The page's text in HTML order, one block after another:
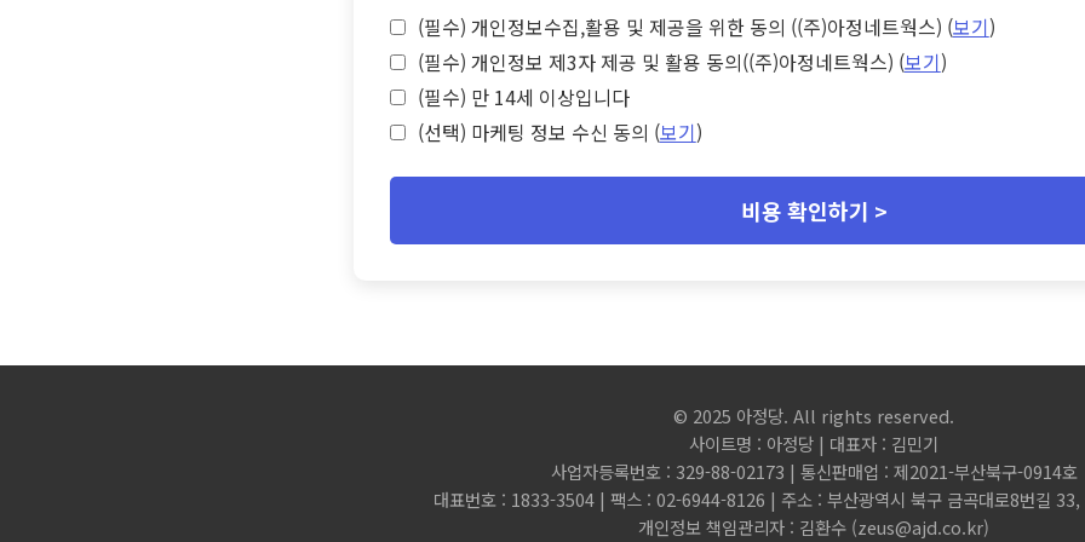
(필수) 개인정보수집,활용 및 제공을 위한 동의 ((주)아정네트웍스) (보기)
(필수) 개인정보 제3자 제공 및 활용 동의((주)아정네트웍스) (보기)
(필수) 만 14세 이상입니다
(선택) 마케팅 정보 수신 동의 (보기)
비용 확인하기 >
© 2025 아정당. All rights reserved.
사이트명 : 아정당 | 대표자 : 김민기
사업자등록번호 : 329-88-02173 | 통신판매업 : 제2021-부산북구-0914호
대표번호 : 1833-3504 | 팩스 : 02-6944-8126 | 주소 : 부산광역시 북구 금곡대로8번길 33,
개인정보 책임관리자 : 김환수 (zeus@ajd.co.kr)